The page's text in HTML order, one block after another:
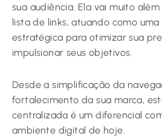
sua audiência. Ela vai muito
lista de links, atuando como
estratégica para otimizar sua
impulsionar seus objetivos.
Desde a simplificação da
fortalecimento da sua marca,
centralizada é um diferencial
ambiente digital de hoje.